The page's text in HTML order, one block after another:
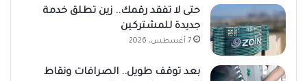
حتى لا تفقد رقمك.. زين تطلق خدمة
جديدة للمشتركين
7 أغسطس، 2026
بعد توقف طويل.. الصرافات ونقاط